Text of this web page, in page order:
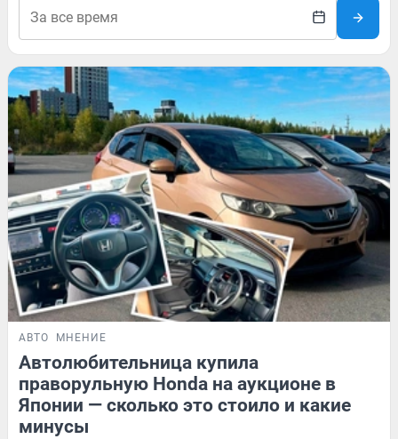
АВТО МНЕНИЕ
Автолюбительница купила
праворульную Honda на аукционе в
Японии — сколько это стоило и какие
минусы